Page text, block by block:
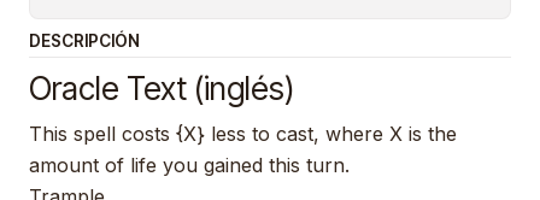
DESCRIPCIÓN
Oracle Text (inglés)
This spell costs {X} less to cast, where X is the
amount of life you gained this turn.